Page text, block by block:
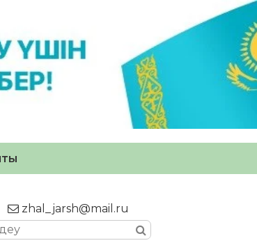
zhal_jarsh@mail.ru